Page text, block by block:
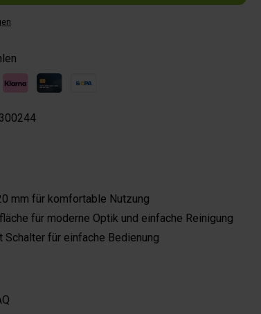
mm für komfortable Nutzung
für moderne Optik und einfache Reinigung
Schalter für einfache Bedienung